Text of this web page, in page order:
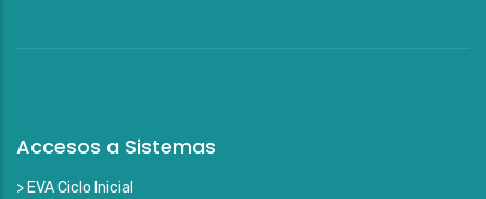
Accesos a Sistemas
> EVA Ciclo Inicial